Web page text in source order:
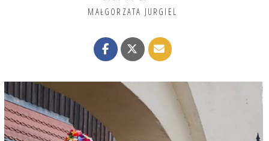
MAŁGORZATA JURGIEL